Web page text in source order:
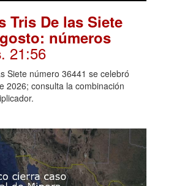
Tris De las Siete
números
. 21:56
Siete número 36441 se celebró
2026; consulta la combinación